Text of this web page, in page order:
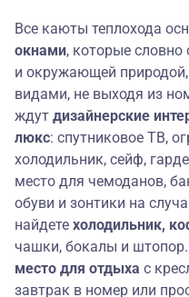
Все каюты теплохода
окнами, которые
и окружающей
видами, не выходя из
ждут дизайнерские
люкс: спутниковое ТВ,
холодильник, сейф,
место для чемоданов,
обуви и зонтики на
найдете холодильник,
чашки, бокалы и
место для отдыха с
завтрак в номер или